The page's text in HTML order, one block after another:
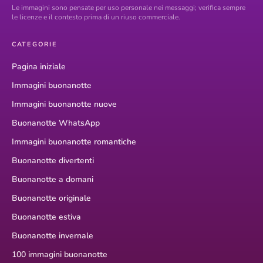
Le immagini sono pensate per uso personale nei messaggi; verifica sempre
le licenze e il contesto prima di un riuso commerciale.
CATEGORIE
Pagina iniziale
Immagini buonanotte
Immagini buonanotte nuove
Buonanotte WhatsApp
Immagini buonanotte romantiche
Buonanotte divertenti
Buonanotte a domani
Buonanotte originale
Buonanotte estiva
Buonanotte invernale
100 immagini buonanotte